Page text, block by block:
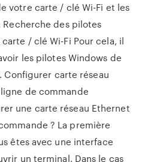
votre carte / clé Wi-Fi et les
Recherche des pilotes
/ clé Wi-Fi Pour cela, il
les pilotes Windows de
Configurer carte réseau
de commande
une carte réseau Ethernet
? La première
êtes avec une interface
un terminal. Dans le cas